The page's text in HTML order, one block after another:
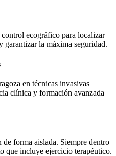
control ecográfico para localizar
la máxima seguridad.
en técnicas invasivas
clínica y formación avanzada
forma aislada. Siempre dentro
que incluye ejercicio terapéutico.